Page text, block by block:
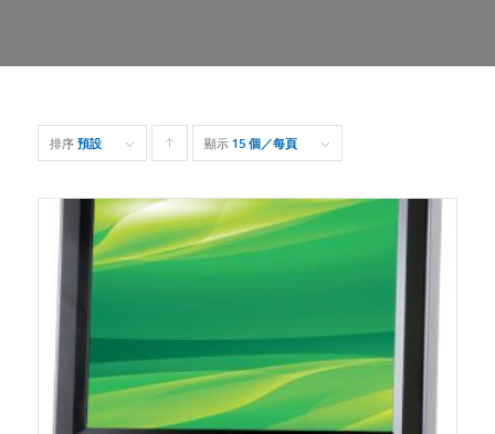
排序 預設 Click
order
products
顯示 15 個／每頁